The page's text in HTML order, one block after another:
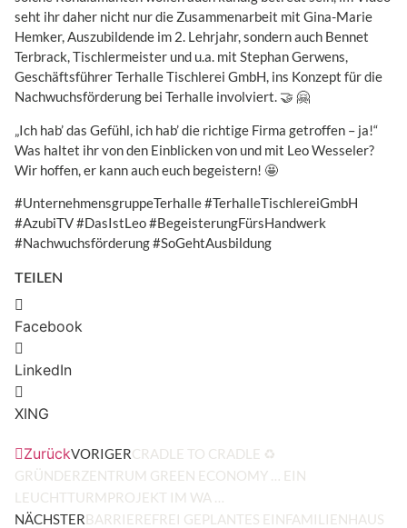
seht ihr daher nicht nur die Zusammenarbeit mit Gina-Marie
Hemker, Auszubildende im 2. Lehrjahr, sondern auch Bennet
Terbrack, Tischlermeister und u.a. mit Stephan Gerwens,
Geschäftsführer Terhalle Tischlerei GmbH, ins Konzept für die
Nachwuchsförderung bei Terhalle involviert. 🤝 🤗
„Ich hab’ das Gefühl, ich hab’ die richtige Firma getroffen – ja!“
Was haltet ihr von den Einblicken von und mit Leo Wesseler?
Wir hoffen, er kann auch euch begeistern! 🤩
#UnternehmensgruppeTerhalle #TerhalleTischlereiGmbH
#AzubiTV #DasIstLeo #BegeisterungFürsHandwerk
#Nachwuchsförderung #SoGehtAusbildung
TEILEN
Facebook
LinkedIn
XING
ZurückVORIGERCRADLE TO CRADLE ♻️
GRÜNDERZENTRUM GREEN ECONOMY … EIN
LEUCHTTURMPROJEKT IM WA …
NÄCHSTERBARRIEREFREI GEPLANTES EINFAMILIENHAUS